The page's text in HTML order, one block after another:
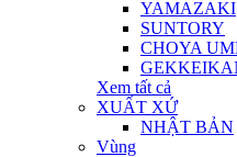
YAMAZAKI
SUNTORY
CHOYA
Xem tất cả
XUẤT XỨ
NHẬT BẢN
Vùng